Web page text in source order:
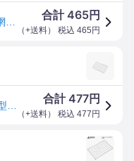
合計465円
（+送料） 税込 465 円
合計477円
（+送料） 税込 477 円